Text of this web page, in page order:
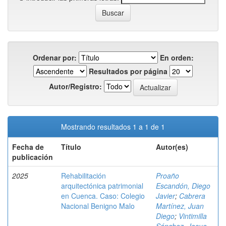
Ordenar por:
En orden:
Resultados por página
Autor/Registro:
Mostrando resultados 1 a 1 de 1
Fecha de
publicación
Título Autor(es)
2025
Rehabilitación
arquitectónica patrimonial
en Cuenca. Caso: Colegio
Nacional Benigno Malo
Proaño
Escandón, Diego
Javier; Cabrera
Martínez, Juan
Diego; Vintimilla